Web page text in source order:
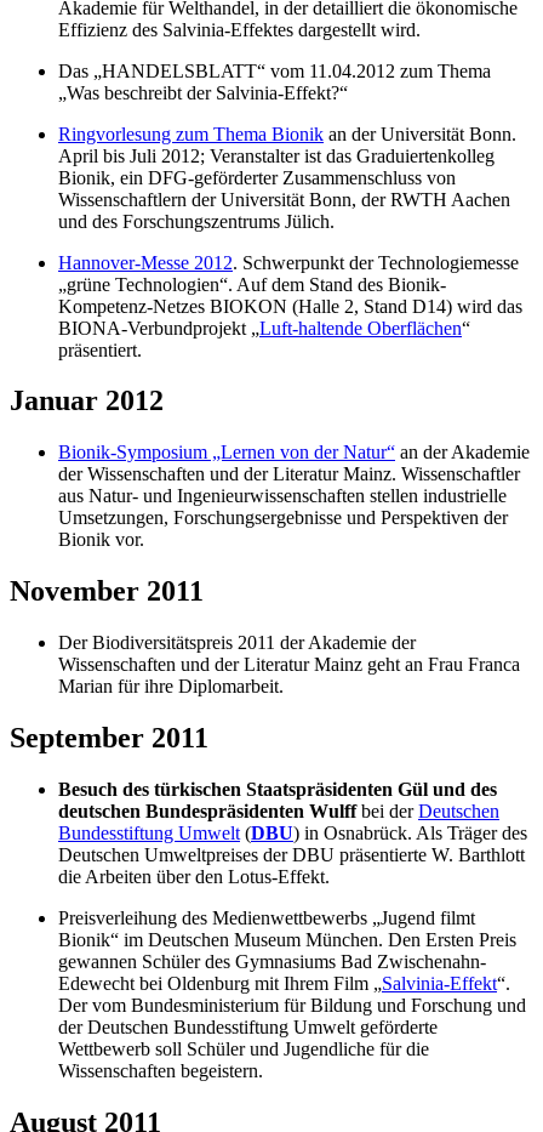
Akademie für Welthandel, in der detailliert die ökonomische
Effizienz des Salvinia-Effektes dargestellt wird.
Das „HANDELSBLATT“ vom 11.04.2012 zum Thema
„Was beschreibt der Salvinia-Effekt?“
Ringvorlesung zum Thema Bionik an der Universität Bonn.
April bis Juli 2012; Veranstalter ist das Graduiertenkolleg
Bionik, ein DFG-geförderter Zusammenschluss von
Wissenschaftlern der Universität Bonn, der RWTH Aachen
und des Forschungszentrums Jülich.
Hannover-Messe 2012. Schwerpunkt der Technologiemesse
„grüne Technologien“. Auf dem Stand des Bionik-
Kompetenz-Netzes BIOKON (Halle 2, Stand D14) wird das
BIONA-Verbundprojekt „Luft-haltende Oberflächen“
präsentiert.
Januar 2012
Bionik-Symposium „Lernen von der Natur“ an der Akademie
der Wissenschaften und der Literatur Mainz. Wissenschaftler
aus Natur- und Ingenieurwissenschaften stellen industrielle
Umsetzungen, Forschungsergebnisse und Perspektiven der
Bionik vor.
November 2011
Der Biodiversitätspreis 2011 der Akademie der
Wissenschaften und der Literatur Mainz geht an Frau Franca
Marian für ihre Diplomarbeit.
September 2011
Besuch des türkischen Staatspräsidenten Gül und des
deutschen Bundespräsidenten Wulffbei derDeutschen
Bundesstiftung Umwelt (DBU) in Osnabrück. Als Träger des
Deutschen Umweltpreises der DBU präsentierte W. Barthlott
die Arbeiten über den Lotus-Effekt.
Preisverleihung des Medienwettbewerbs „Jugend filmt
Bionik“ im Deutschen Museum München. Den Ersten Preis
gewannen Schüler des Gymnasiums Bad Zwischenahn-
Edewecht bei Oldenburg mit Ihrem Film „Salvinia-Effekt“.
Der vom Bundesministerium für Bildung und Forschung und
der Deutschen Bundesstiftung Umwelt geförderte
Wettbewerb soll Schüler und Jugendliche für die
Wissenschaften begeistern.
August 2011